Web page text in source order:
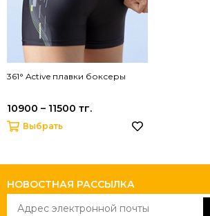
361° Active плавки боксеры
10900 – 11500 тг.
Выбрать
НОВОСТНАЯ РАССЫЛКА